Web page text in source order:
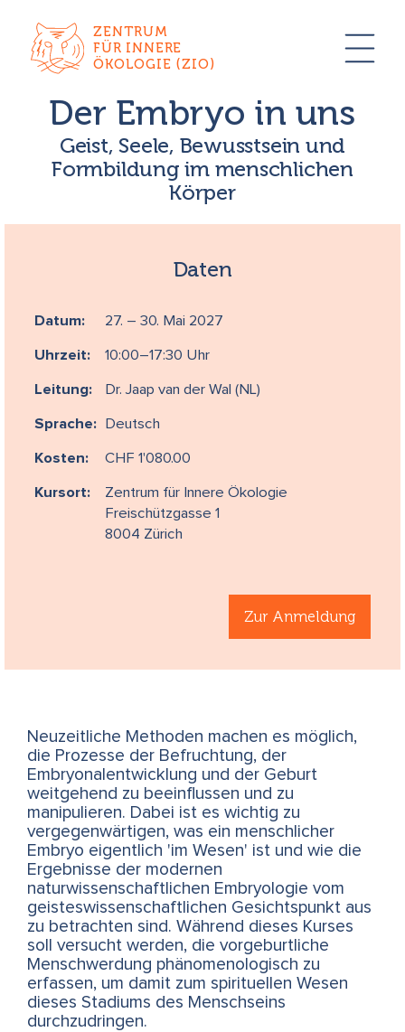
ZENTRUM
FÜR INNERE
ÖKOLOGIE (ZIO)
Der Embryo in uns
Geist, Seele, Bewusstsein und
Formbildung im menschlichen
Körper
Daten
Datum: 27. – 30. Mai 2027
Uhrzeit: 10:00–17:30 Uhr
Leitung: Dr. Jaap van der Wal (NL)
Sprache: Deutsch
Kosten: CHF 1'080.00
Kursort:
Zentrum für Innere Ökologie
Freischützgasse 1
8004 Zürich
Zur Anmeldung
Neuzeitliche Methoden machen es möglich,
die Prozesse der Befruchtung, der
Embryonalentwicklung und der Geburt
weitgehend zu beeinflussen und zu
manipulieren. Dabei ist es wichtig zu
vergegenwärtigen, was ein menschlicher
Embryo eigentlich 'im Wesen' ist und wie die
Ergebnisse der modernen
naturwissenschaftlichen Embryologie vom
geisteswissenschaftlichen Gesichtspunkt aus
zu betrachten sind. Während dieses Kurses
soll versucht werden, die vorgeburtliche
Menschwerdung phänomenologisch zu
erfassen, um damit zum spirituellen Wesen
dieses Stadiums des Menschseins
durchzudringen.